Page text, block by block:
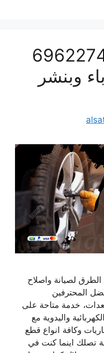
العدان 69622745
وبنشر
لصيانة واصلاح
المحترفين
خدمة متاحة على
واليدوية مع
وكافة انواع قطع
تصلك اينما كنت في